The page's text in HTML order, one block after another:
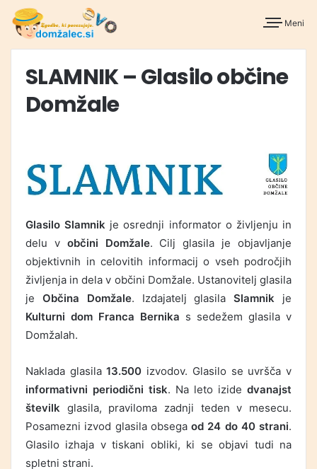
Meni
SLAMNIK – Glasilo občine
Domžale
Glasilo Slamnik je osrednji informator o življenju in
delu v občini Domžale. Cilj glasila je objavljanje
objektivnih in celovitih informacij o vseh področjih
življenja in dela v občini Domžale. Ustanovitelj glasila
je Občina Domžale. Izdajatelj glasilaSlamnik je
Kulturni dom Franca Bernika s sedežem glasila v
Domžalah.
Naklada glasila13.500 izvodov. Glasilo se uvršča v
informativni periodični tisk. Na leto izide dvanajst
številk glasila, praviloma zadnji teden v mesecu.
Posamezni izvod glasila obsega od 24 do 40 strani.
Glasilo izhaja v tiskani obliki, ki se objavi tudi na
spletni strani.